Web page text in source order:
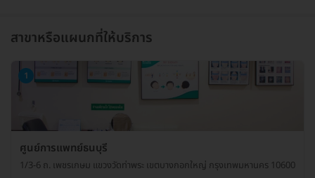
สาขาหรือแผนกที่ให้บริการ
1
ศูนย์การแพทย์ธนบุรี
1/3-6 ถ. เพชรเกษม แขวงวัดท่าพระ เขตบางกอกใหญ่ กรุงเทพมหานคร 10600